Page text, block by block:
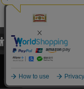
Copyright©2000
Nakagawa Masashichi
当サイトでは、当サイト
び利便性向上のためにク
関しては「プライバシー
承諾する